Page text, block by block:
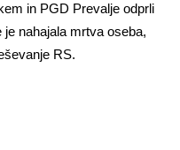
in PGD Prevalje odprli
nahajala mrtva oseba,
RS.